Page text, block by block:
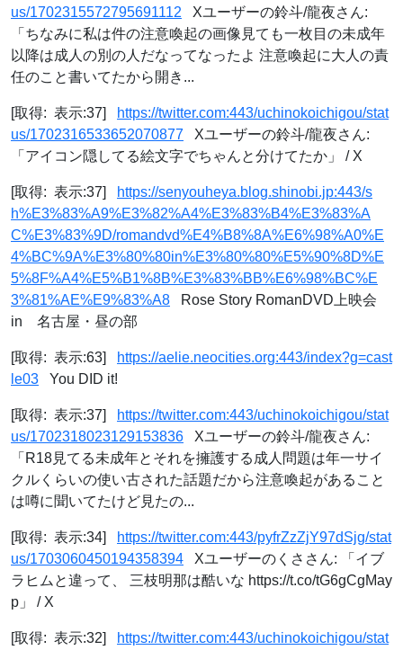
us/1702315572795691112 Xユーザーの鈴斗/龍夜さん:
「ちなみに私は件の注意喚起の画像見ても一枚目の未成年
以降は成人の別の人だなってなったよ 注意喚起に大人の責
任のこと書いてたから開き...
[取得: 表示:37]
https://twitter.com:443/uchinokoichigou/stat
us/1702316533652070877 Xユーザーの鈴斗/龍夜さん:
「アイコン隠してる絵文字でちゃんと分けてたか」 / X
[取得: 表示:37]
https://senyouheya.blog.shinobi.jp:443/s
h%E3%83%A9%E3%82%A4%E3%83%B4%E3%83%A
C%E3%83%9D/romandvd%E4%B8%8A%E6%98%A0%E
4%BC%9A%E3%80%80in%E3%80%80%E5%90%8D%E
5%8F%A4%E5%B1%8B%E3%83%BB%E6%98%BC%E
3%81%AE%E9%83%A8 Rose Story RomanDVD上映会
in 名古屋・昼の部
[取得: 表示:63]
https://aelie.neocities.org:443/index?g=cast
le03 You DID it!
[取得: 表示:37]
https://twitter.com:443/uchinokoichigou/stat
us/1702318023129153836 Xユーザーの鈴斗/龍夜さん:
「R18見てる未成年とそれを擁護する成人問題は年一サイ
クルくらいの使い古された話題だから注意喚起があること
は噂に聞いてたけど見たの...
[取得: 表示:34]
https://twitter.com:443/pyfrZzZjY97dSjg/stat
us/1703060450194358394 Xユーザーのくささん: 「イブ
ラヒムと違って、 三枝明那は酷いな https://t.co/tG6gCgMay
p」 / X
[取得: 表示:32]
https://twitter.com:443/uchinokoichigou/stat